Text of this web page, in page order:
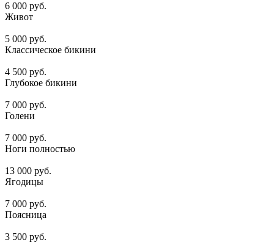
6 000 руб.
Живот
5 000 руб.
Классическое бикини
4 500 руб.
Глубокое бикини
7 000 руб.
Голени
7 000 руб.
Ноги полностью
13 000 руб.
Ягодицы
7 000 руб.
Поясница
3 500 руб.